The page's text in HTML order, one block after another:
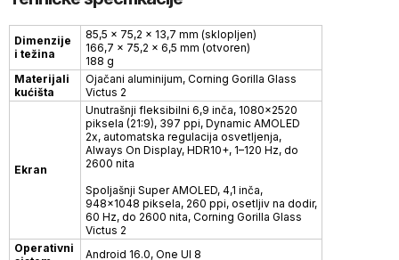
Dimenzije
i težina
85,5 × 75,2 × 13,7 mm (sklopljen)
166,7 × 75,2 × 6,5 mm (otvoren)
188 g
Materijali
kućišta
Ojačani aluminijum, Corning Gorilla Glass
Victus 2
Ekran
Unutrašnji fleksibilni 6,9 inča, 1080×2520
piksela (21:9), 397 ppi, Dynamic AMOLED
2x, automatska regulacija osvetljenja,
Always On Display, HDR10+, 1–120 Hz, do
2600 nita
Spoljašnji Super AMOLED, 4,1 inča,
948×1048 piksela, 260 ppi, osetljiv na dodir,
60 Hz, do 2600 nita, Corning Gorilla Glass
Victus 2
Operativni
Android 16.0, One UI 8